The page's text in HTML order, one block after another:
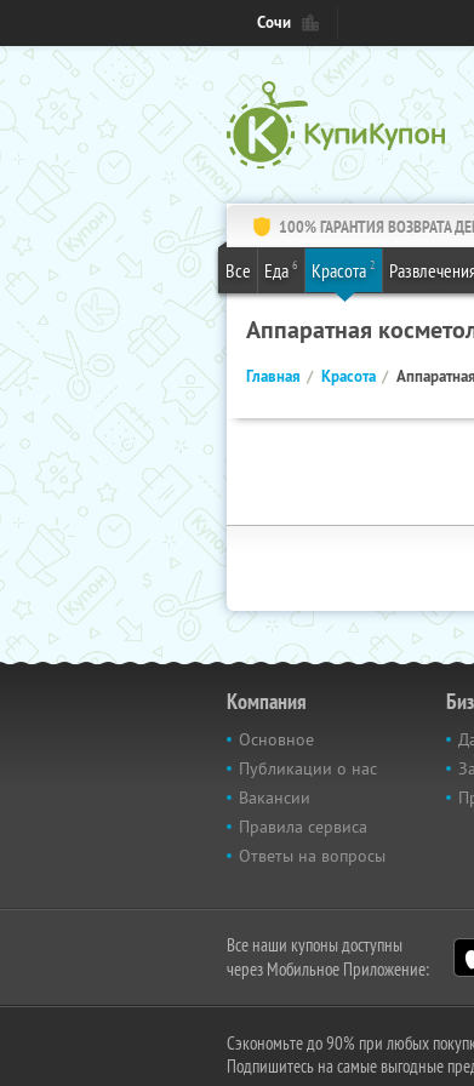
Сочи
100% ГАРАНТИЯ ВОЗВРАТА
Все Еда 6 Красота 2
Аппаратная
Главная Красота
Компания
Основное
Публикации о нас
Вакансии
Правила сервиса
Ответы на вопросы
Все наши купоны доступны
через Мобильное Приложение:
Сэкономьте до 90% при любых
Подпишитесь на самые выгодные